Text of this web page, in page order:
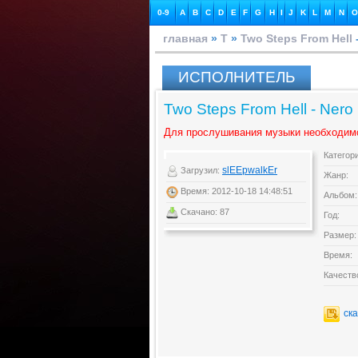
0-9 A B C D E F G H I J K L M N O
главная » T » Two Steps From Hell
ИСПОЛНИТЕЛЬ
Two Steps From Hell - Nero
Для прослушивания музыки
Загрузил: slEEpwalkEr
Время: 2012-10-18 14:48:51
Скачано: 87
Жанр:
Альбом:
Год:
Размер:
Время: